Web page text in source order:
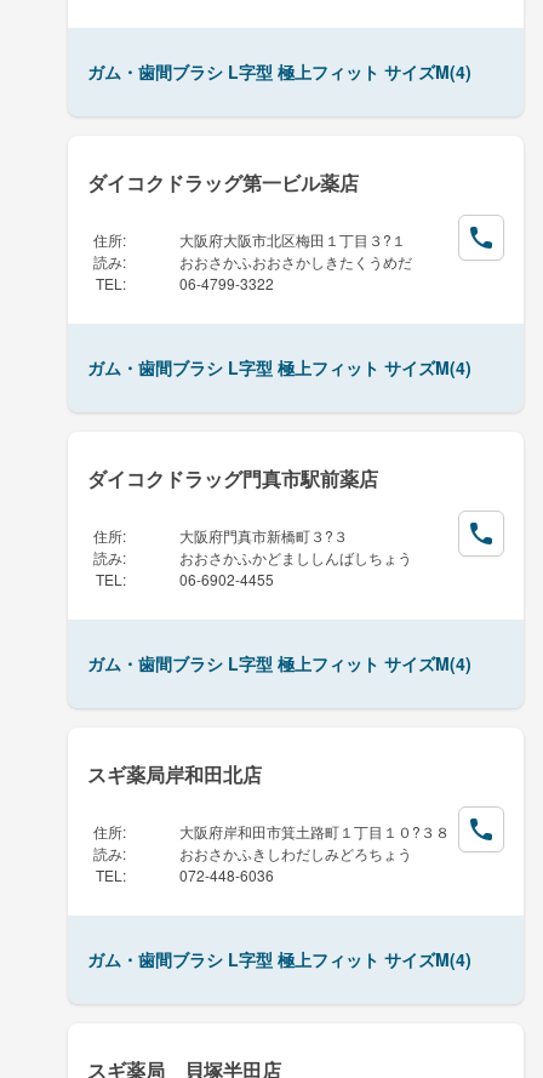
ガム・歯間ブラシ L字型 極上フィット サイズM(4)
ダイコクドラッグ第一ビル薬店
住所:
大阪府大阪市北区梅田１丁目３?１
読み:
おおさかふおおさかしきたくうめだ
TEL : 06-4799-3322
ガム・歯間ブラシ L字型 極上フィット サイズM(4)
ダイコクドラッグ門真市駅前薬店
住所:
大阪府門真市新橋町３?３
読み:
おおさかふかどまししんばしちょう
TEL : 06-6902-4455
ガム・歯間ブラシ L字型 極上フィット サイズM(4)
スギ薬局岸和田北店
住所:
大阪府岸和田市箕土路町１丁目１０?３８
読み:
おおさかふきしわだしみどろちょう
TEL : 072-448-6036
ガム・歯間ブラシ L字型 極上フィット サイズM(4)
スギ薬局 貝塚半田店